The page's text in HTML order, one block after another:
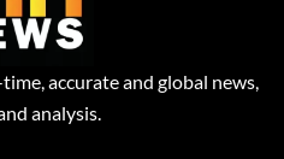
accurate and global news,
analysis.